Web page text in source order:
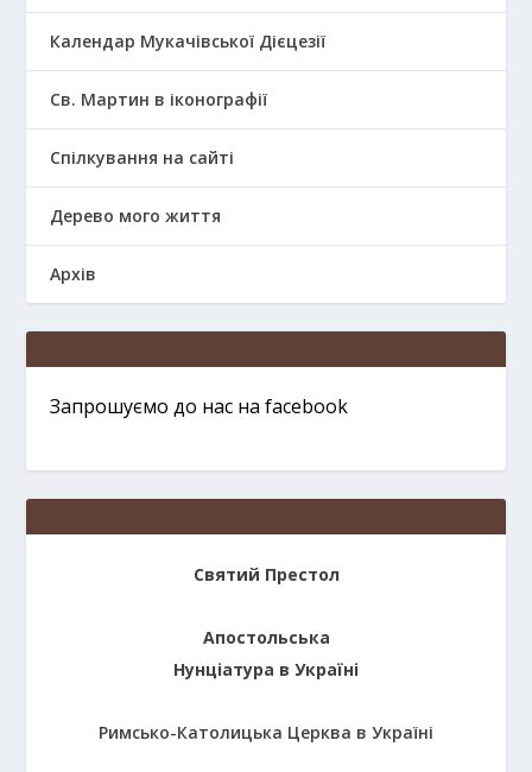
Календар Мукачівської Дієцезії
Св. Мартин в іконографії
Спілкування на сайті
Дерево мого життя
Архів
Запрошуємо до нас на facebook
Святий Престол
Апостольська
Нунціатура в Україні
Римсько-Католицька Церква в Україні